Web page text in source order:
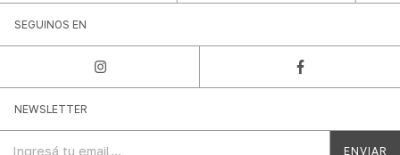
SEGUINOS EN
NEWSLETTER